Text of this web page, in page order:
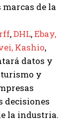
de la
,DHL,Ebay,
Kashio,
datos y
y
decisiones
la industria.